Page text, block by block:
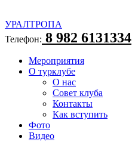
УРАЛТРОПА
Телефон: 8 982 6131334
Мероприятия
О турклубе
О нас
Совет клуба
Контакты
Как вступить
Фото
Видео